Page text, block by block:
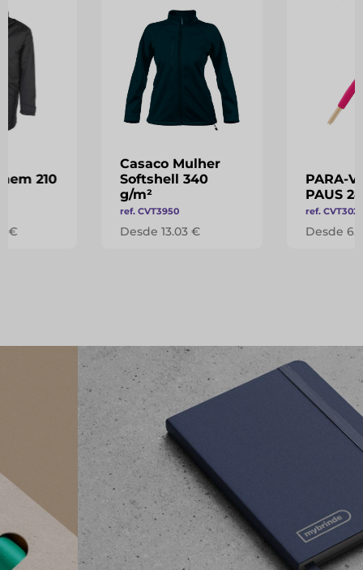
210
€
Casaco Mulher
Softshell 340
g/m²
ref. CVT3950
Desde 13.03 €
PARA-
PAUS
ref.
Desde